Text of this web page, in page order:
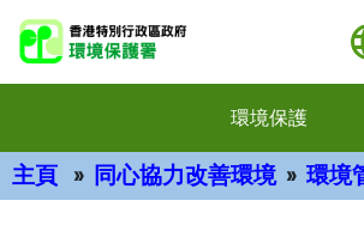
內
環境保護
主頁 同心協力改善環境 環境